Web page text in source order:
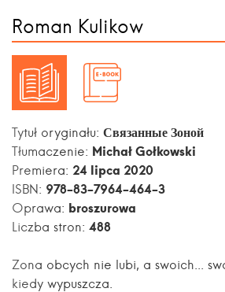
Roman Kulikow
Tytuł oryginału: Связанные Зоной
Tłumaczenie: Michał Gołkowski
Premiera: 24 lipca 2020
ISBN: 978-83-7964-464-3
Oprawa: broszurowa
Liczba stron: 488
Zona obcych nie lubi, a swoich...
kiedy wypuszcza.